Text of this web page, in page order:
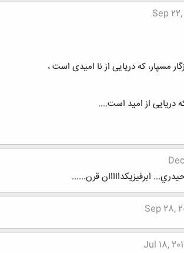
Sep 22,
مسپار، که دریایی از نا امیدی است ،
دریایی از امید است....
ابرفيزيكدااااان قرن......
Sep 28,
Jul 18,